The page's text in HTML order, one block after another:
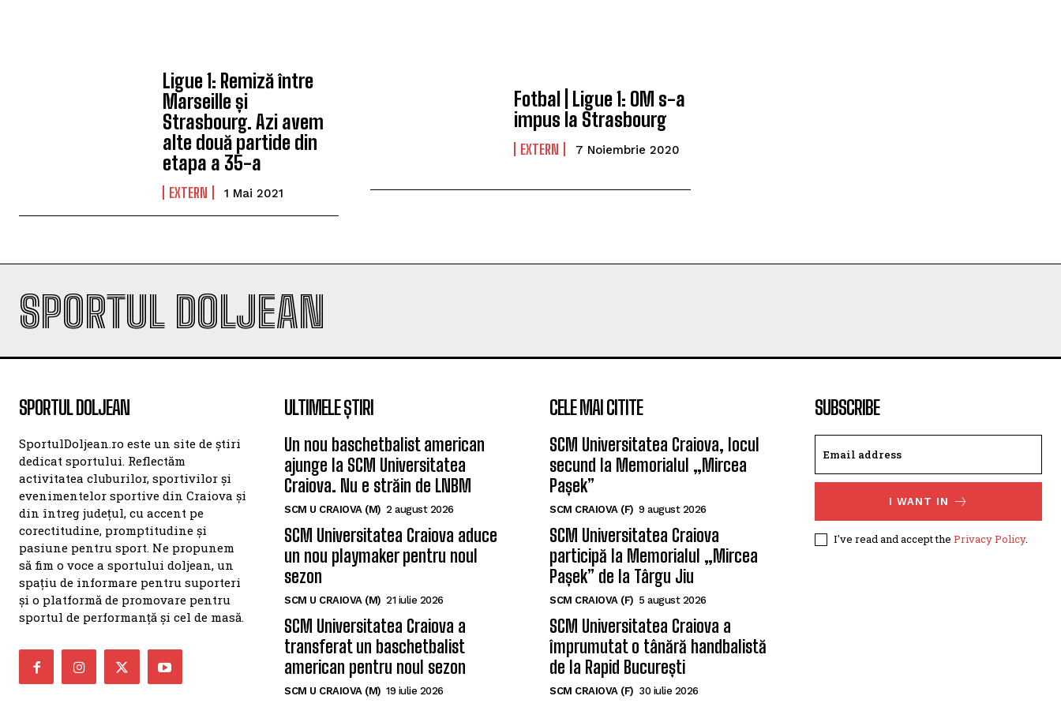
Ligue 1: Remiză între
Marseille și
Strasbourg. Azi avem
alte două partide din
etapa a 35-a
EXTERN 1 Mai 2021
Fotbal | Ligue 1: OM s-a
impus la Strasbourg
EXTERN 7 Noiembrie 2020
SPORTUL DOLJEAN
SPORTUL DOLJEAN
SportulDoljean.ro este un site de știri
dedicat sportului. Reflectăm
activitatea cluburilor, sportivilor și
evenimentelor sportive din Craiova și
din întreg județul, cu accent pe
corectitudine, promptitudine și
pasiune pentru sport. Ne propunem
să fim o voce a sportului doljean, un
spațiu de informare pentru suporteri
și o platformă de promovare pentru
sportul de performanță și cel de masă.
ULTIMELE ȘTIRI
Un nou baschetbalist american
ajunge la SCM Universitatea
Craiova. Nu e străin de LNBM
SCM U CRAIOVA (M) 2 august 2026
SCM Universitatea Craiova aduce
un nou playmaker pentru noul
sezon
SCM U CRAIOVA (M) 21 iulie 2026
SCM Universitatea Craiova a
transferat un baschetbalist
american pentru noul sezon
SCM U CRAIOVA (M) 19 iulie 2026
CELE MAI CITITE
SCM Universitatea Craiova, locul
secund la Memorialul „Mircea
Pașek”
SCM CRAIOVA (F) 9 august 2026
SCM Universitatea Craiova
participă la Memorialul „Mircea
Pașek” de la Târgu Jiu
SCM CRAIOVA (F) 5 august 2026
SCM Universitatea Craiova a
împrumutat o tânără handbalistă
de la Rapid București
SCM CRAIOVA (F) 30 iulie 2026
SUBSCRIBE
I WANT IN
I've read and accept the Privacy Policy.